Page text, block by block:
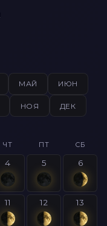
МАЙ ИЮН
НОЯ ДЕК
ЧТ ПТ СБ
4 5 6
11 12 13